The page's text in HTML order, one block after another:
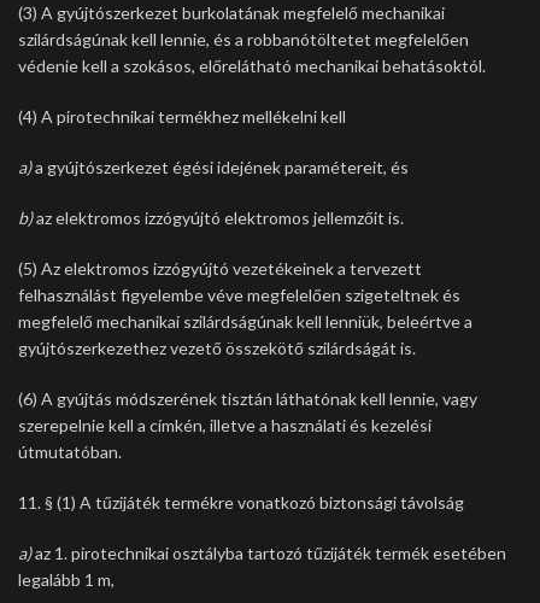
(3) A gyújtószerkezet burkolatának megfelelő mechanikai
szilárdságúnak kell lennie, és a robbanótöltetet megfelelően
védenie kell a szokásos, előrelátható mechanikai behatásoktól.
(4) A pirotechnikai termékhez mellékelni kell
a)a gyújtószerkezet égési idejének paramétereit, és
b)az elektromos izzógyújtó elektromos jellemzőit is.
(5) Az elektromos izzógyújtó vezetékeinek a tervezett
felhasználást figyelembe véve megfelelően szigeteltnek és
megfelelő mechanikai szilárdságúnak kell lenniük, beleértve a
gyújtószerkezethez vezető összekötő szilárdságát is.
(6) A gyújtás módszerének tisztán láthatónak kell lennie, vagy
szerepelnie kell a címkén, illetve a használati és kezelési
útmutatóban.
11. § (1) A tűzijáték termékre vonatkozó biztonsági távolság
a)az 1. pirotechnikai osztályba tartozó tűzijáték termék esetében
legalább 1 m,